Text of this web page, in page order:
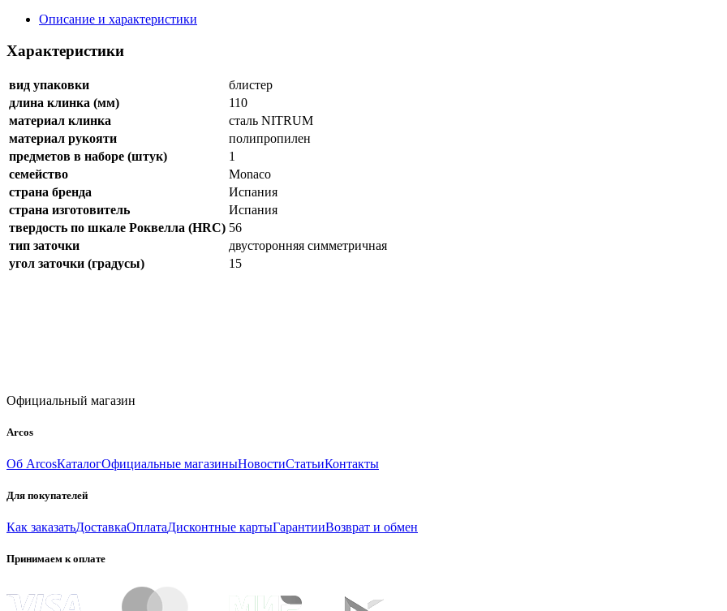
Описание и характеристики
Характеристики
вид упаковки
блистер
длина клинка (мм)
110
материал клинка
сталь NITRUM
материал рукояти
полипропилен
предметов в наборе (штук)
1
семейство
Monaco
страна бренда
Испания
страна изготовитель
Испания
твердость по шкале Роквелла (HRC) 56
тип заточки
двусторонняя симметричная
угол заточки (градусы)
15
Официальный магазин
Arcos
Об ArcosКаталогОфициальные магазиныНовостиСтатьиКонтакты
Для покупателей
Как заказатьДоставкаОплатаДисконтные картыГарантииВозврат и обмен
Принимаем к оплате